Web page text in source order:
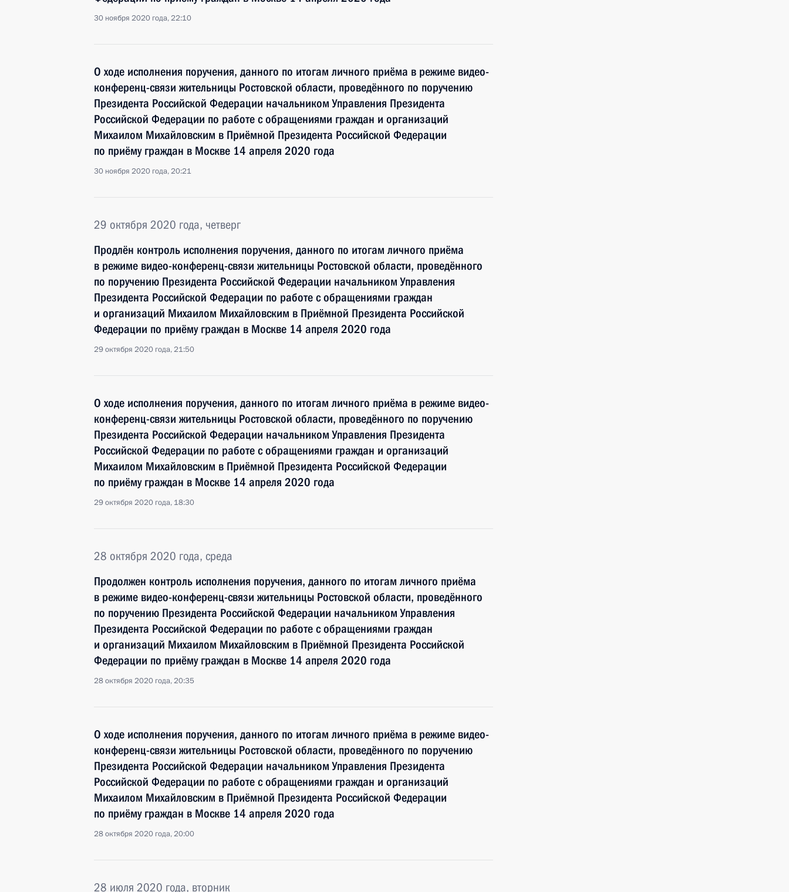
30 ноября 2020 года, 22:10
О ходе исполнения поручения, данного по итогам личного приёма в режиме видео-
конференц-связи жительницы Ростовской области, проведённого по поручению
Президента Российской Федерации начальником Управления Президента
Российской Федерации по работе с обращениями граждан и организаций
Михаилом Михайловским в Приёмной Президента Российской Федерации
по приёму граждан в Москве 14 апреля 2020 года
30 ноября 2020 года, 20:21
29 октября 2020 года, четверг
Продлён контроль исполнения поручения, данного по итогам личного приёма
в режиме видео-конференц-связи жительницы Ростовской области, проведённого
по поручению Президента Российской Федерации начальником Управления
Президента Российской Федерации по работе с обращениями граждан
и организаций Михаилом Михайловским в Приёмной Президента Российской
Федерации по приёму граждан в Москве 14 апреля 2020 года
29 октября 2020 года, 21:50
О ходе исполнения поручения, данного по итогам личного приёма в режиме видео-
конференц-связи жительницы Ростовской области, проведённого по поручению
Президента Российской Федерации начальником Управления Президента
Российской Федерации по работе с обращениями граждан и организаций
Михаилом Михайловским в Приёмной Президента Российской Федерации
по приёму граждан в Москве 14 апреля 2020 года
29 октября 2020 года, 18:30
28 октября 2020 года, среда
Продолжен контроль исполнения поручения, данного по итогам личного приёма
в режиме видео-конференц-связи жительницы Ростовской области, проведённого
по поручению Президента Российской Федерации начальником Управления
Президента Российской Федерации по работе с обращениями граждан
и организаций Михаилом Михайловским в Приёмной Президента Российской
Федерации по приёму граждан в Москве 14 апреля 2020 года
28 октября 2020 года, 20:35
О ходе исполнения поручения, данного по итогам личного приёма в режиме видео-
конференц-связи жительницы Ростовской области, проведённого по поручению
Президента Российской Федерации начальником Управления Президента
Российской Федерации по работе с обращениями граждан и организаций
Михаилом Михайловским в Приёмной Президента Российской Федерации
по приёму граждан в Москве 14 апреля 2020 года
28 октября 2020 года, 20:00
28 июля 2020 года, вторник